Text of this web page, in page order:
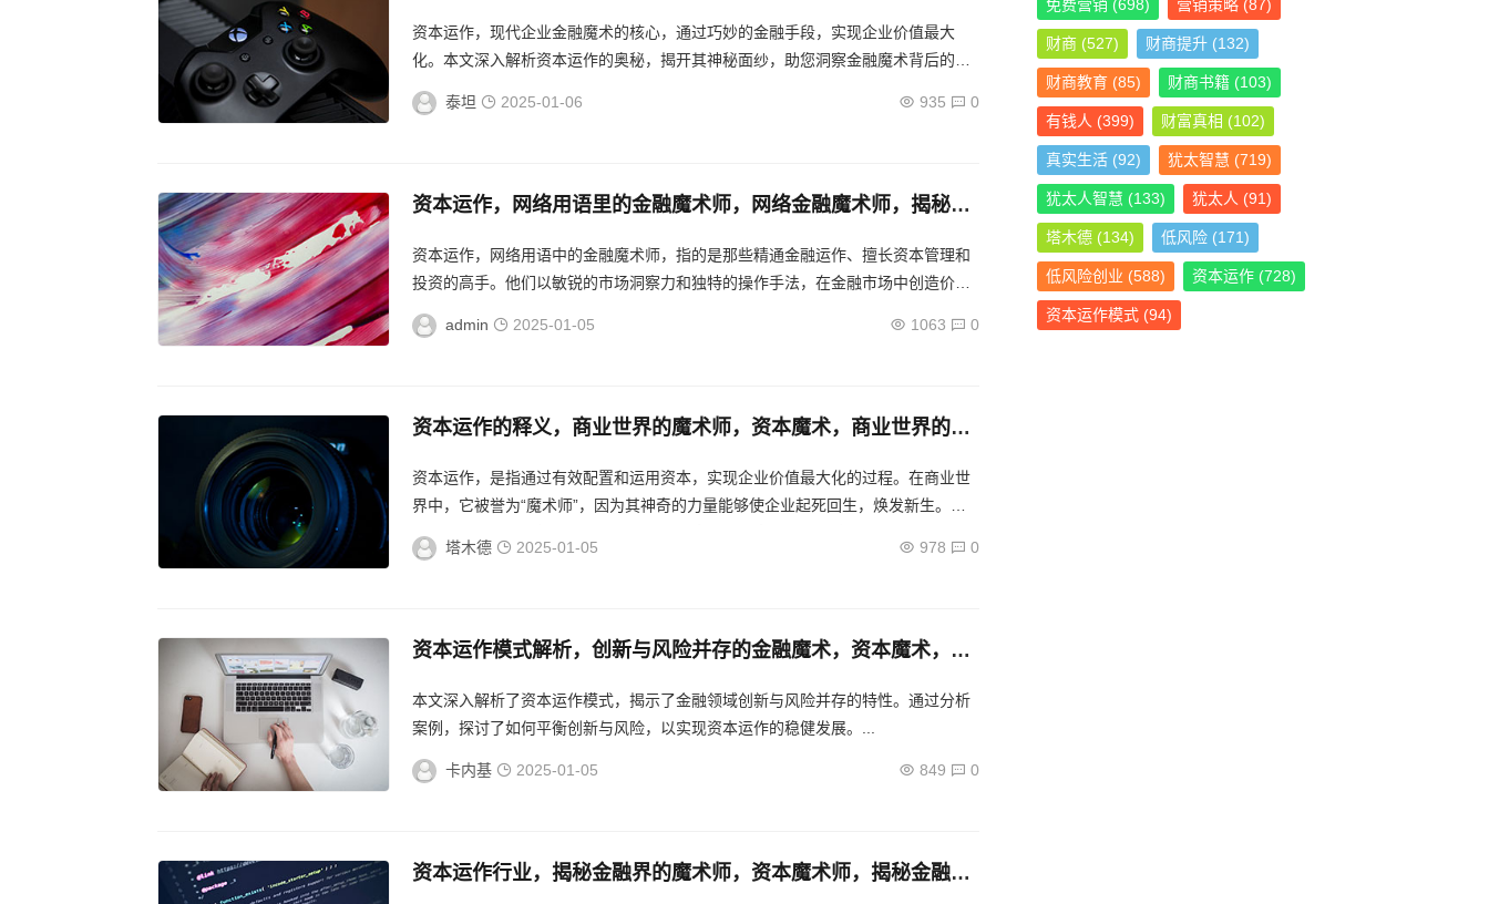
资本运作，现代企业金融魔术的核心，通过巧妙的金融手段，实现企业价值最大
化。本文深入解析资本运作的奥秘，揭开其神秘面纱，助您洞察金融魔术背后的智
慧。...
泰坦
2025-01-06 935 0
资本运作，网络用语里的金融魔术师，网络金融魔术师，揭秘资
资本运作，网络用语中的金融魔术师，指的是那些精通金融运作、擅长资本管理和
投资的高手。他们以敏锐的市场洞察力和独特的操作手法，在金融市场中创造价
值，被誉为金融界的魔术师。...
admin
2025-01-05 1063 0
资本运作的释义，商业世界的魔术师，资本魔术，商业世界的运
资本运作，是指通过有效配置和运用资本，实现企业价值最大化的过程。在商业世
界中，它被誉为“魔术师”，因为其神奇的力量能够使企业起死回生，焕发新生。通
过资本运作，企业得以优化资源配置，提高经营效率，实现持续发展。...
塔木德
2025-01-05 978 0
资本运作模式解析，创新与风险并存的金融魔术，资本魔术，解
本文深入解析了资本运作模式，揭示了金融领域创新与风险并存的特性。通过分析
案例，探讨了如何平衡创新与风险，以实现资本运作的稳健发展。...
卡内基 2025-01-05 849 0
资本运作行业，揭秘金融界的魔术师，资本魔术师，揭秘金融界
免费营销 (698) 营销策略 (87)
财商 (527) 财商提升 (132)
财商教育 (85) 财商书籍 (103)
有钱人 (399) 财富真相 (102)
真实生活 (92) 犹太智慧 (719)
犹太人智慧 (133) 犹太人 (91)
塔木德 (134) 低风险 (171)
低风险创业 (588) 资本运作 (728)
资本运作模式 (94)